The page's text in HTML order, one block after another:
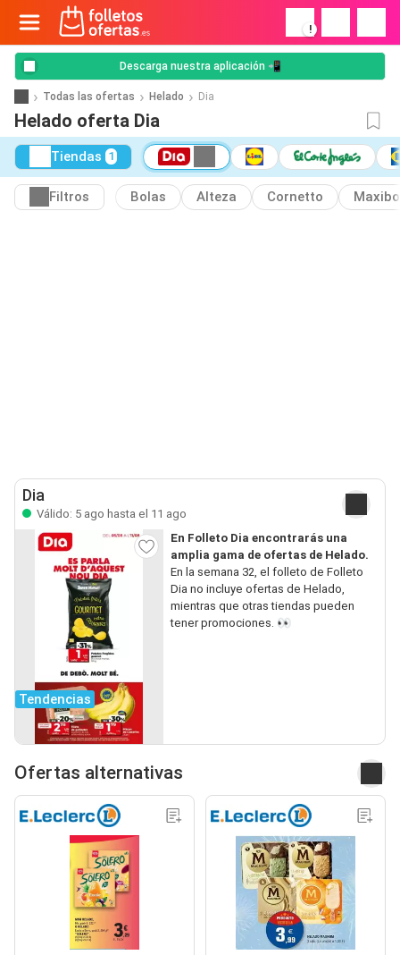
!
Descarga nuestra aplicación 📲
Todas las ofertas Helado Dia
Helado oferta Dia
Tiendas 1
Filtros Bolas Alteza Cornetto
Dia
Válido: 5 ago hasta el 11 ago
Tendencias
En Folleto Dia encontrarás una
amplia gama de ofertas de Helado.
En la semana 32, el folleto de Folleto
Dia no incluye ofertas de Helado,
mientras que otras tiendas pueden
tener promociones. 👀
Ofertas alternativas